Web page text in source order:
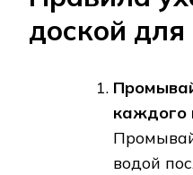
доской
каждого
водой